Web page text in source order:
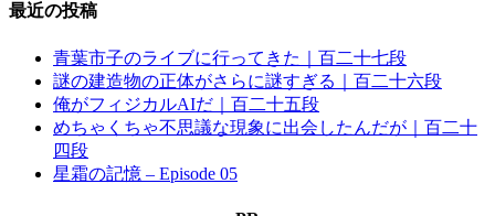
最近の投稿
青葉市子のライブに行ってきた｜百二十七段
謎の建造物の正体がさらに謎すぎる｜百二十六段
俺がフィジカルAIだ｜百二十五段
めちゃくちゃ不思議な現象に出会したんだが｜百二十
四段
星霜の記憶 – Episode 05